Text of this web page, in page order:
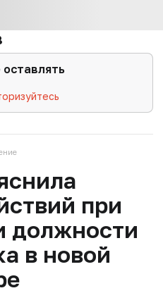
при
должности
в новой